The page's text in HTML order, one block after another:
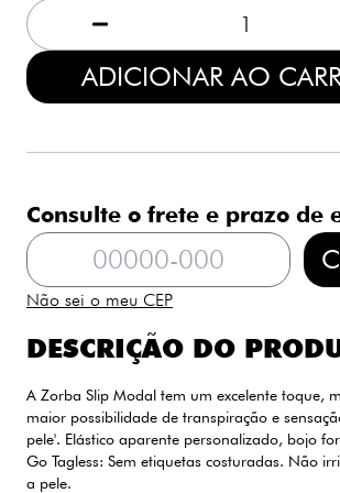
ADICIONAR AO
Consulte o frete e prazo de
Não sei o meu CEP
DESCRIÇÃO DO
A Zorba Slip Modal tem um excelente toque,
maior possibilidade de transpiração e
pele'. Elástico aparente personalizado, bojo
Go Tagless: Sem etiquetas costuradas. Não
a pele.